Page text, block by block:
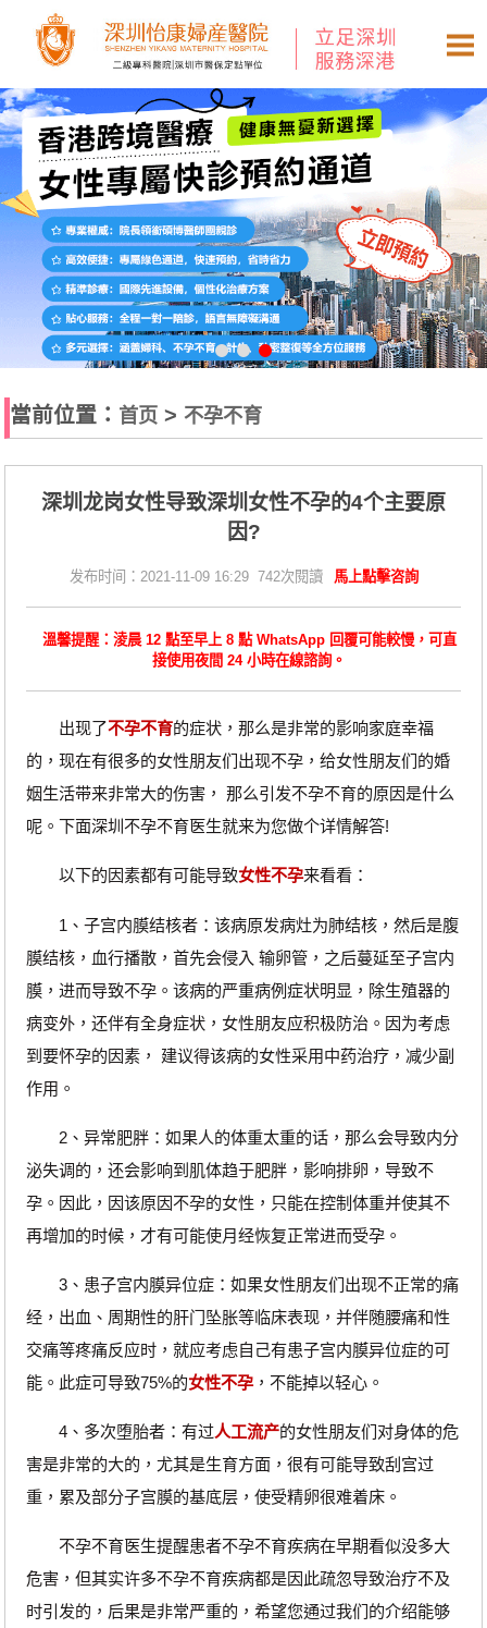
當前位置： 首页 > 不孕不育
深圳龙岗女性导致深圳女性不孕的4个主要原
因?
发布时间：2021-11-09 16:29 742次閱讀 馬上點擊咨詢
溫馨提醒：淩晨 12 點至早上 8 點 WhatsApp 回覆可能較慢，可直
接使用夜間 24 小時在線諮詢。
出现了不孕不育的症状，那么是非常的影响家庭幸福
的，现在有很多的女性朋友们出现不孕，给女性朋友们的婚
姻生活带来非常大的伤害， 那么引发不孕不育的原因是什么
呢。下面深圳不孕不育医生就来为您做个详情解答!
以下的因素都有可能导致女性不孕来看看：
1、子宫内膜结核者：该病原发病灶为肺结核，然后是腹
膜结核，血行播散，首先会侵入 输卵管，之后蔓延至子宫内
膜，进而导致不孕。该病的严重病例症状明显，除生殖器的
病变外，还伴有全身症状，女性朋友应积极防治。因为考虑
到要怀孕的因素， 建议得该病的女性采用中药治疗，减少副
作用。
2、异常肥胖：如果人的体重太重的话，那么会导致内分
泌失调的，还会影响到肌体趋于肥胖，影响排卵，导致不
孕。因此，因该原因不孕的女性，只能在控制体重并使其不
再增加的时候，才有可能使月经恢复正常进而受孕。
3、患子宫内膜异位症：如果女性朋友们出现不正常的痛
经，出血、周期性的肝门坠胀等临床表现，并伴随腰痛和性
交痛等疼痛反应时，就应考虑自己有患子宫内膜异位症的可
能。此症可导致75%的女性不孕，不能掉以轻心。
4、多次堕胎者：有过人工流产的女性朋友们对身体的危
害是非常的大的，尤其是生育方面，很有可能导致刮宫过
重，累及部分子宫膜的基底层，使受精卵很难着床。
不孕不育医生提醒患者不孕不育疾病在早期看似没多大
危害，但其实许多不孕不育疾病都是因此疏忽导致治疗不及
时引发的，后果是非常严重的，希望您通过我们的介绍能够